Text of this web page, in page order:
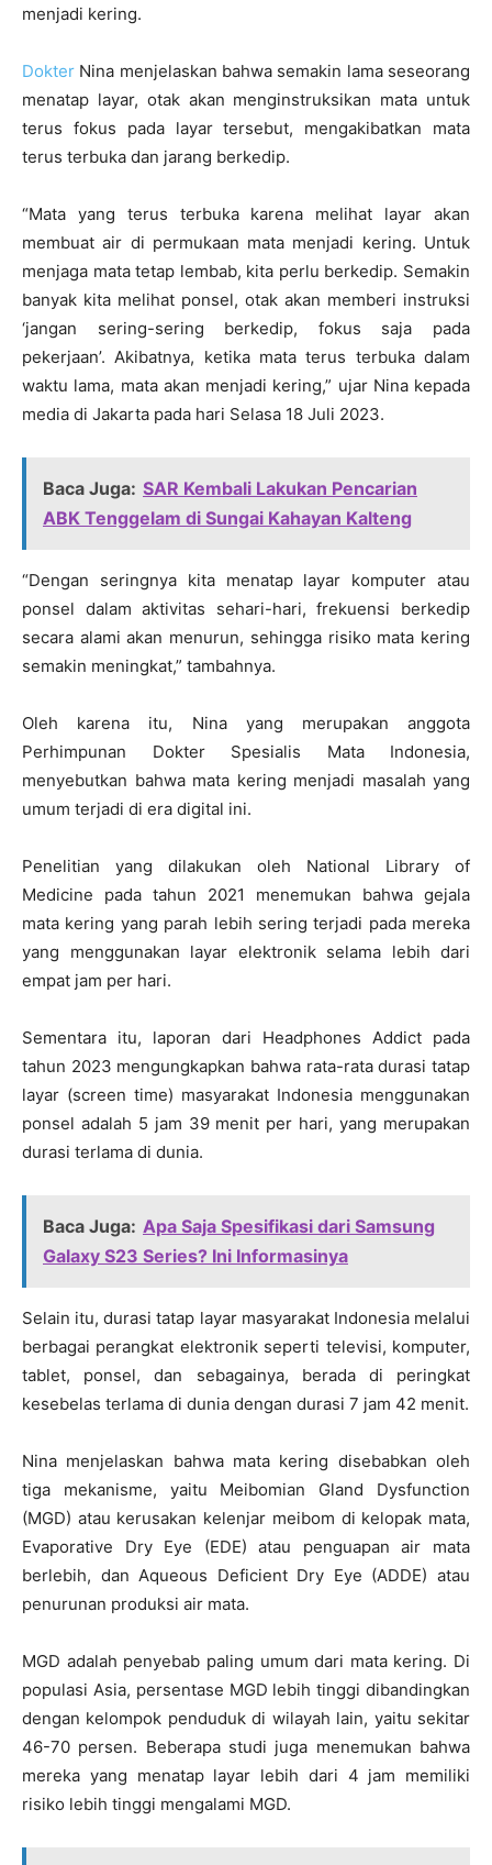
menjadi kering.
Dokter Nina menjelaskan bahwa semakin lama seseorang
menatap layar, otak akan menginstruksikan mata untuk
terus fokus pada layar tersebut, mengakibatkan mata
terus terbuka dan jarang berkedip.
“Mata yang terus terbuka karena melihat layar akan
membuat air di permukaan mata menjadi kering. Untuk
menjaga mata tetap lembab, kita perlu berkedip. Semakin
banyak kita melihat ponsel, otak akan memberi instruksi
‘jangan sering-sering berkedip, fokus saja pada
pekerjaan’. Akibatnya, ketika mata terus terbuka dalam
waktu lama, mata akan menjadi kering,” ujar Nina kepada
media di Jakarta pada hari Selasa 18 Juli 2023.
Baca Juga: SAR Kembali Lakukan Pencarian
ABK Tenggelam di Sungai Kahayan Kalteng
“Dengan seringnya kita menatap layar komputer atau
ponsel dalam aktivitas sehari-hari, frekuensi berkedip
secara alami akan menurun, sehingga risiko mata kering
semakin meningkat,” tambahnya.
Oleh karena itu, Nina yang merupakan anggota
Perhimpunan Dokter Spesialis Mata Indonesia,
menyebutkan bahwa mata kering menjadi masalah yang
umum terjadi di era digital ini.
Penelitian yang dilakukan oleh National Library of
Medicine pada tahun 2021 menemukan bahwa gejala
mata kering yang parah lebih sering terjadi pada mereka
yang menggunakan layar elektronik selama lebih dari
empat jam per hari.
Sementara itu, laporan dari Headphones Addict pada
tahun 2023 mengungkapkan bahwa rata-rata durasi tatap
layar (screen time) masyarakat Indonesia menggunakan
ponsel adalah 5 jam 39 menit per hari, yang merupakan
durasi terlama di dunia.
Baca Juga: Apa Saja Spesifikasi dari Samsung
Galaxy S23 Series? Ini Informasinya
Selain itu, durasi tatap layar masyarakat Indonesia melalui
berbagai perangkat elektronik seperti televisi, komputer,
tablet, ponsel, dan sebagainya, berada di peringkat
kesebelas terlama di dunia dengan durasi 7 jam 42 menit.
Nina menjelaskan bahwa mata kering disebabkan oleh
tiga mekanisme, yaitu Meibomian Gland Dysfunction
(MGD) atau kerusakan kelenjar meibom di kelopak mata,
Evaporative Dry Eye (EDE) atau penguapan air mata
berlebih, dan Aqueous Deficient Dry Eye (ADDE) atau
penurunan produksi air mata.
MGD adalah penyebab paling umum dari mata kering. Di
populasi Asia, persentase MGD lebih tinggi dibandingkan
dengan kelompok penduduk di wilayah lain, yaitu sekitar
46-70 persen. Beberapa studi juga menemukan bahwa
mereka yang menatap layar lebih dari 4 jam memiliki
risiko lebih tinggi mengalami MGD.